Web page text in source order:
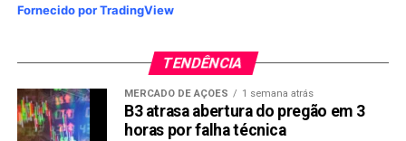
Fornecido por TradingView
TENDÊNCIA
MERCADO DE AÇÕES 1 semana atrás
B3 atrasa abertura do pregão em 3
horas por falha técnica